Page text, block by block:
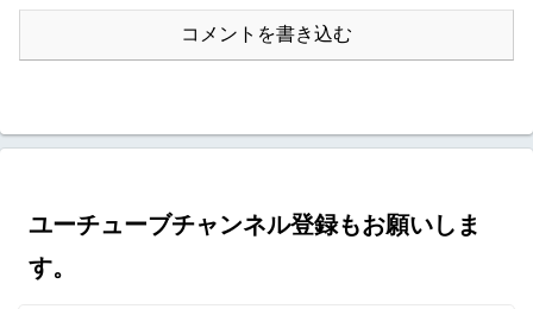
コメントを書き込む
ユーチューブチャンネル登録もお願いしま
す。